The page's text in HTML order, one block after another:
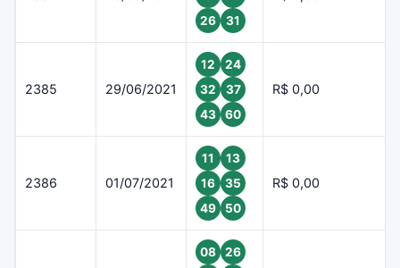
26
31
2385 29/06/2021
12
24
32
37
43
60
R$ 0,00
2386 01/07/2021
11
13
16
35
49
50
R$ 0,00
08
26